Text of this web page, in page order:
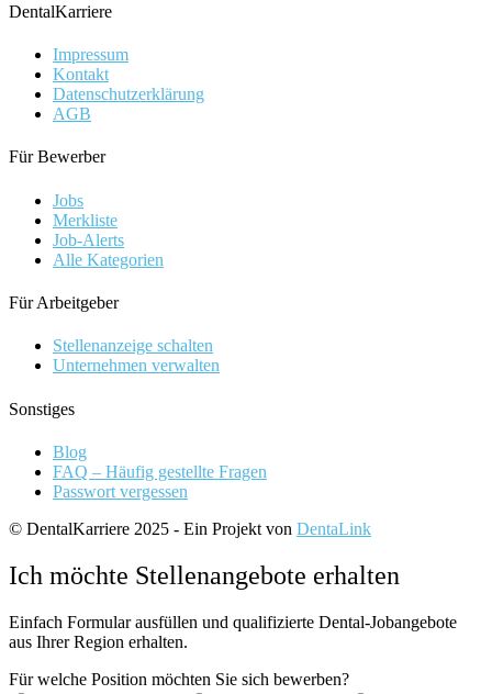
DentalKarriere
Impressum
Kontakt
Datenschutzerklärung
AGB
Für Bewerber
Jobs
Merkliste
Job-Alerts
Alle Kategorien
Für Arbeitgeber
Stellenanzeige schalten
Unternehmen verwalten
Sonstiges
Blog
FAQ – Häufig gestellte Fragen
Passwort vergessen
© DentalKarriere 2025 - Ein Projekt von DentaLink
Ich möchte Stellenangebote erhalten
Einfach Formular ausfüllen und qualifizierte Dental-Jobangebote
aus Ihrer Region erhalten.
Für welche Position möchten Sie sich bewerben?